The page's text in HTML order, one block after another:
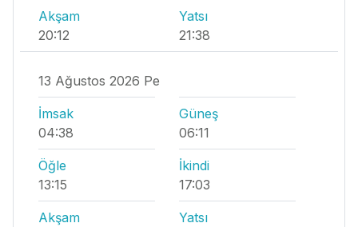
Akşam
20:12
Yatsı
21:38
13 Ağustos 2026 Pe
İmsak
04:38
Güneş
06:11
Öğle
13:15
İkindi
17:03
Akşam
Yatsı